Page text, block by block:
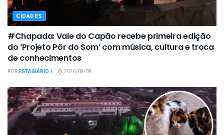
CIDADES
#Chapada: Vale do Capão recebe primeira edição
do ‘Projeto Pôr do Som’ com música, cultura e troca
de conhecimentos
PORESTAGIÁRIO 1 2026/08/09